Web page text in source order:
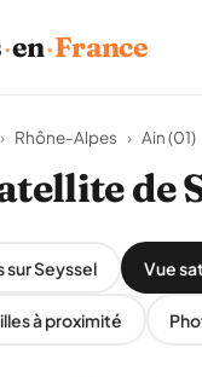
·en·France
› Rhône-Alpes › Ain (01)
de
sur Seyssel Vue
à proximité